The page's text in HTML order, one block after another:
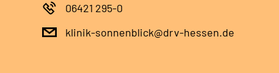
06421 295-0
klinik-sonnenblick@drv-hessen.de